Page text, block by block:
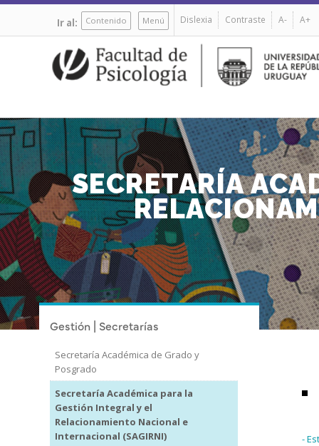
Pasar
contenido
Ir al: Contenido Menú Dislexia Contraste A- A+
SECRETARÍA
Gestión | Secretarías
Secretaría Académica de Grado y
Posgrado
Secretaría Académica para la
Gestión Integral y el
Relacionamiento Nacional e
Internacional (SAGIRNI)
-